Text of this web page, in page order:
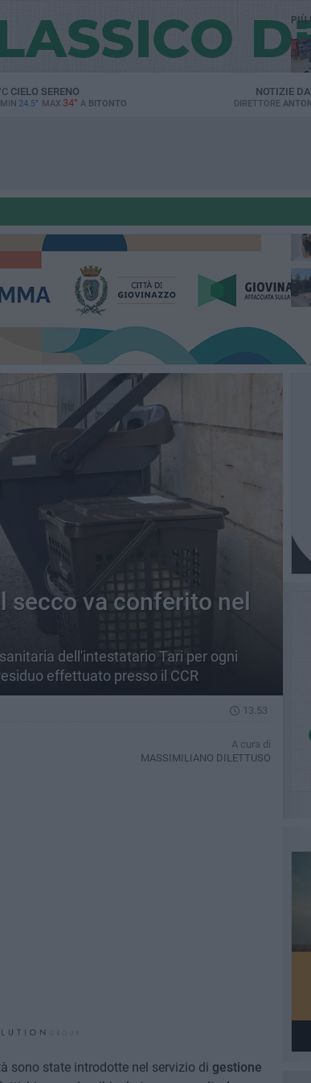
CIELO SERENO
24.5° MAX 34° A BITONTO
NOTIZIE DA
DIRETTORE
va conferito nel
dell'intestatario Tari per ogni
effettuato presso il CCR
13.53
A cura di
MASSIMILIANO DILETTUSO
sono state introdotte nel servizio di gestione
PIÙ